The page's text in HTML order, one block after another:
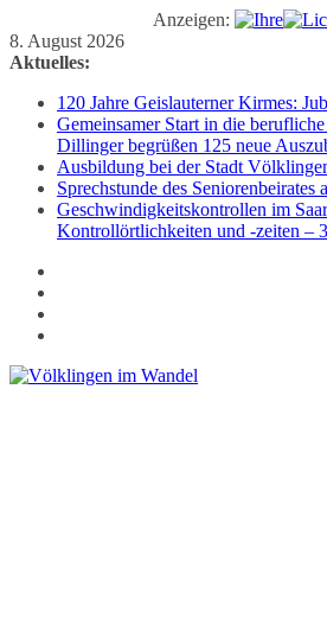
Anzeigen:
Zum
Inhalt
8. August 2026
Aktuelles:
120 Jahre Geislauterner Kirmes:
Gemeinsamer Start in die
Dillinger begrüßen 125 neue
Ausbildung bei der Stadt
Sprechstunde des Seniorenbeirates
Geschwindigkeitskontrollen im
Kontrollörtlichkeiten und -zeiten –